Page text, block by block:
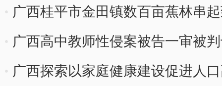
广西桂平市金田镇数百亩蕉林串起
广西高中教师性侵案被告一审被
广西探索以家庭健康建设促进人